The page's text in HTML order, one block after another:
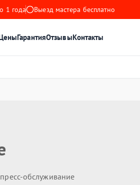
1 года Выезд мастера бесплатно
ГарантияОтзывыКонтакты
обслуживание